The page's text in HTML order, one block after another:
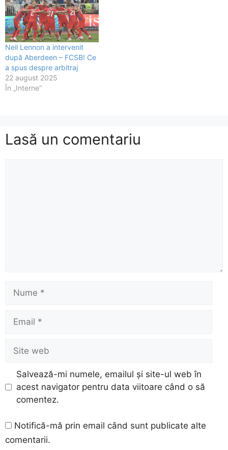
Neil Lennon a intervenit
după Aberdeen – FCSB! Ce
a spus despre arbitraj
22 august 2025
În „Interne”
Lasă un comentariu
Nume
Email
Site
web
Salvează-mi numele, emailul și site-ul web în
acest navigator pentru data viitoare când o să
comentez.
Notifică-mă prin email când sunt publicate alte
comentarii.